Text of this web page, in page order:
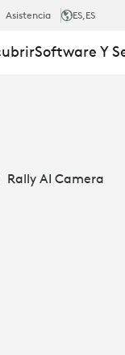
Asistencia ES,ES
Software Y
Rally AI Camera